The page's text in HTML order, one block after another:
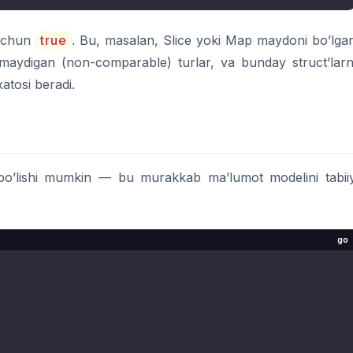
true . Bu, masalan, Slice yoki Map maydoni
(non-comparable) turlar, va bunday
beradi.
mumkin — bu murakkab ma’lumot modelini
go